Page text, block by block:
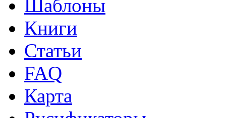
Шаблоны
Книги
Статьи
FAQ
Карта